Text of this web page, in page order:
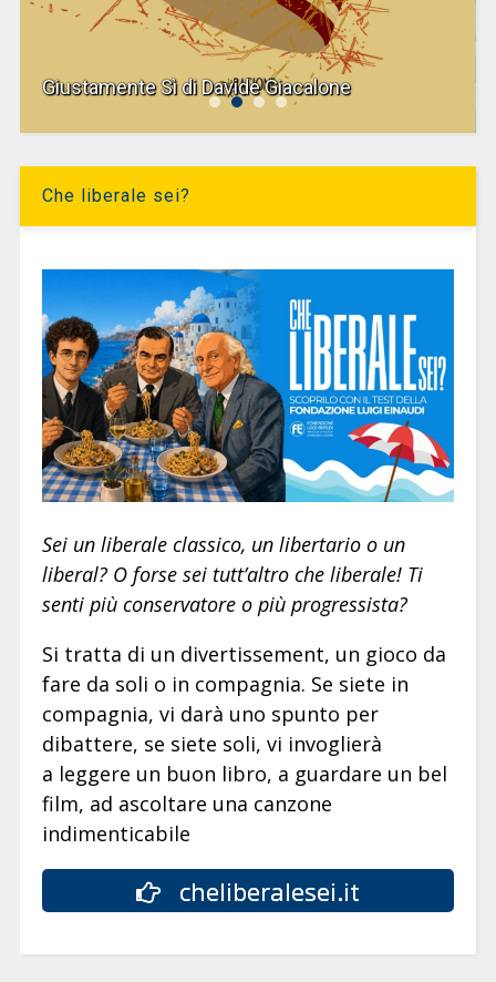
Giustamente Sì di Davide Giacalone
Che liberale sei?
Sei un liberale classico, un libertario o un
liberal? O forse sei tutt’altro che liberale! Ti
senti più conservatore o più progressista?
Si tratta di un divertissement, un gioco da
fare da soli o in compagnia. Se siete in
compagnia, vi darà uno spunto per
dibattere, se siete soli, vi invoglierà
a leggere un buon libro, a guardare un bel
film, ad ascoltare una canzone
indimenticabile
cheliberalesei.it